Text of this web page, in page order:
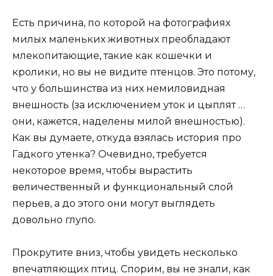
Есть причина, по которой на фотографиях
милых маленьких животных преобладают
млекопитающие, такие как кошечки и
кролики, но вы не видите птенцов. Это потому,
что у большинства из них немиловидная
внешность (за исключением уток и цыплят …
они, кажется, наделены милой внешностью).
Как вы думаете, откуда взялась история про
Гадкого утенка? Очевидно, требуется
некоторое время, чтобы вырастить
величественный и функциональный слой
перьев, а до этого они могут выглядеть
довольно глупо.
Прокрутите вниз, чтобы увидеть несколько
впечатляющих птиц. Спорим, вы не знали, как